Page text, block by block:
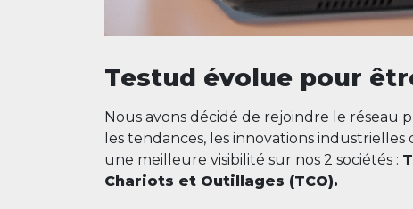
Testud évolue pour
Nous avons décidé de rejoindre le réseau
les tendances, les innovations
une meilleure visibilité sur nos 2 sociétés :
Chariots et Outillages (TCO).